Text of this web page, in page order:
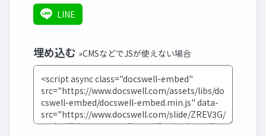
LINE
埋め込む »CMSなどでJSが使えない場合